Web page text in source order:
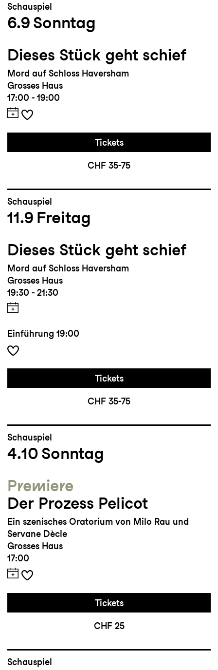
Schauspiel
6.9 Sonntag
Dieses Stück geht schief
Mord auf Schloss Haversham
Grosses Haus
17:00 - 19:00
Tickets
CHF 35-75
Schauspiel
11.9 Freitag
Dieses Stück geht schief
Mord auf Schloss Haversham
Grosses Haus
19:30 - 21:30
Einführung 19:00
Tickets
CHF 35-75
Schauspiel
4.10 Sonntag
Premiere
Der Prozess Pelicot
Ein szenisches Oratorium von Milo Rau und
Servane Dècle
Grosses Haus
17:00
Tickets
CHF 25
Schauspiel